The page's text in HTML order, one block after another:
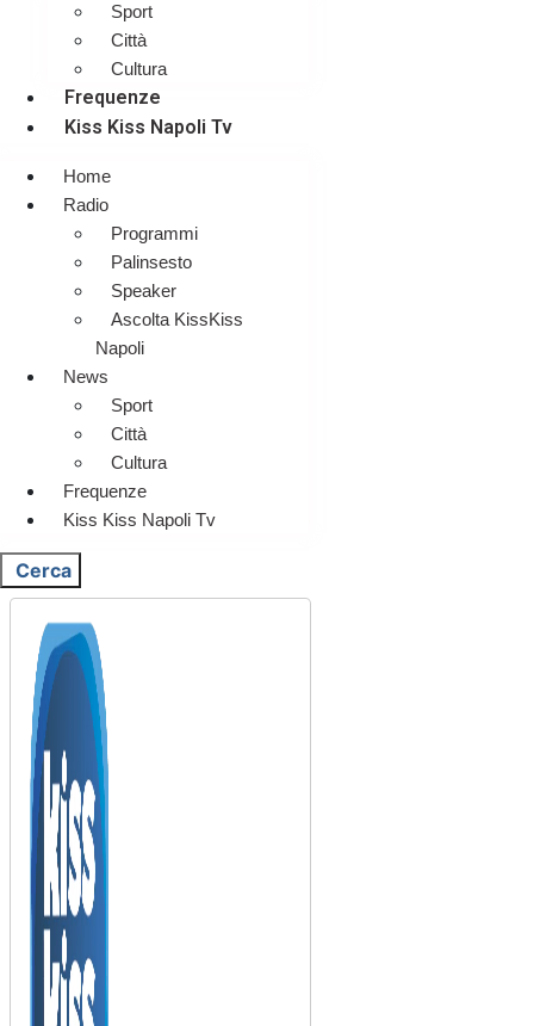
Sport
Città
Cultura
Frequenze
Kiss Kiss Napoli Tv
Home
Radio
Programmi
Palinsesto
Speaker
Ascolta KissKiss
Napoli
News
Sport
Città
Cultura
Frequenze
Kiss Kiss Napoli Tv
Cerca